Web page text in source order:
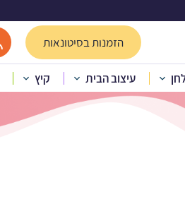
הזמנות בסיטונאות
עיצוב הבית קיץ פופקורן וחטיפים גיימינג